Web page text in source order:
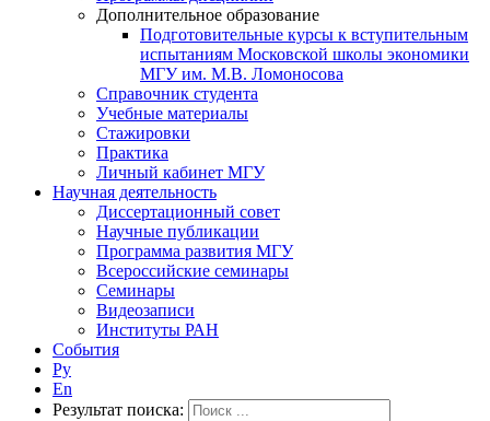
Дополнительное образование
Подготовительные курсы к вступительным
испытаниям Московской школы экономики
МГУ им. М.В. Ломоносова
Справочник студента
Учебные материалы
Стажировки
Практика
Личный кабинет МГУ
Научная деятельность
Диссертационный совет
Научные публикации
Программа развития МГУ
Всероссийские семинары
Семинары
Видеозаписи
Институты РАН
События
Ру
En
Результат поиска: